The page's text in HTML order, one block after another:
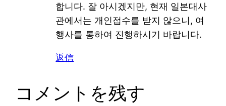
합니다. 잘 아시겠지만, 현재 일본대사
관에서는 개인접수를 받지 않으니, 여
행사를 통하여 진행하시기 바랍니다.
返信
コメントを残す